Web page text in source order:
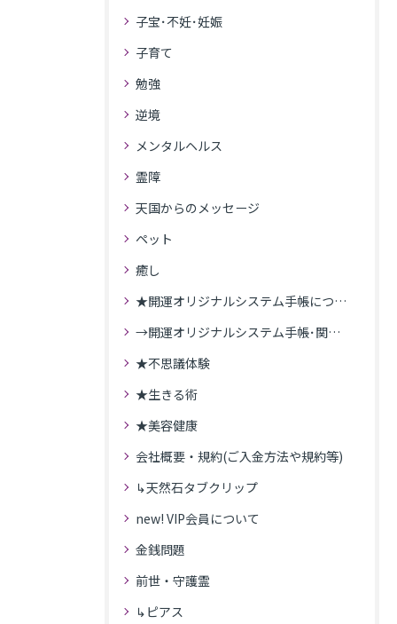
子宝･不妊･妊娠
子育て
勉強
逆境
メンタルヘルス
霊障
天国からのメッセージ
ペット
癒し
★開運オリジナルシステム手帳について
→開運オリジナルシステム手帳･関連記事
★不思議体験
★生きる術
★美容健康
会社概要・規約(ご入金方法や規約等)
↳天然石タブクリップ
new! VIP会員について
金銭問題
前世・守護霊
↳ピアス